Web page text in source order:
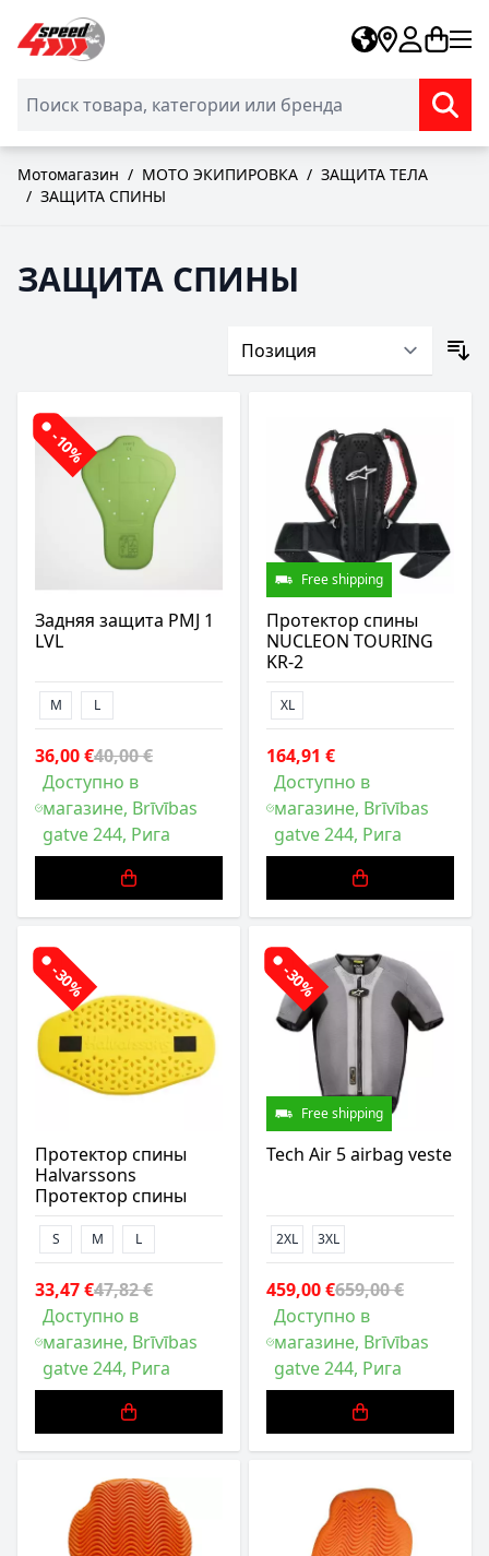
Skip to Content
Мотомагазин / МОТО ЭКИПИРОВКА / ЗАЩИТА ТЕЛА
/ ЗАЩИТА СПИНЫ
ЗАЩИТА СПИНЫ
-10%
Задняя защита PMJ 1
LVL
M L
36,00 €40,00 €
Доступно в
магазине, Brīvības
gatve 244, Рига
Free shipping
Протектор спины
NUCLEON TOURING
KR-2
XL
164,91 €
Доступно в
магазине, Brīvības
gatve 244, Рига
-30%
Протектор спины
Halvarssons
Протектор спины
S M L
33,47 €47,82 €
Доступно в
магазине, Brīvības
gatve 244, Рига
-30%
Free shipping
Tech Air 5 airbag veste
2XL 3XL
459,00 €659,00 €
Доступно в
магазине, Brīvības
gatve 244, Рига